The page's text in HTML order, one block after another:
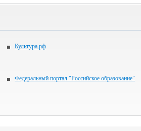
Культура.рф
Федеральный портал "Российское образование"